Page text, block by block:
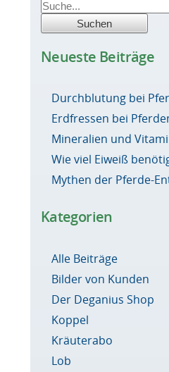
Neueste Beiträge
Durchblutung bei
Erdfressen bei
Mineralien und
Wie viel Eiweiß
Mythen der Pferde-
Kategorien
Alle Beiträge
Bilder von Kunden
Der Deganius Shop
Koppel
Kräuterabo
Lob